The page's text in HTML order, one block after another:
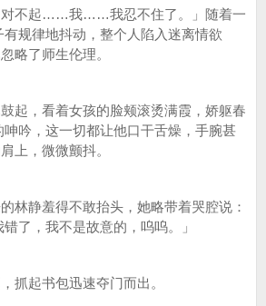
起……我……我忍不住了。」随着一
规律地抖动，整个人陷入迷离情欲
略了师生伦理。
，看着女孩的脸颊滚烫满霞，娇躯春
吟，这一切都让他口干舌燥，手腕甚
上，微微颤抖。
静羞得不敢抬头，她略带着哭腔说：
错了，我不是故意的，呜呜。」
起书包迅速夺门而出。